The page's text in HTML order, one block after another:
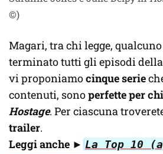
©)
Magari, tra chi legge,
terminato tutti gli episodi
vi proponiamocinque serie
contenuti, sonoperfette per
Hostage. Per ciascuna
trailer.
Leggi anche ► La Top 10